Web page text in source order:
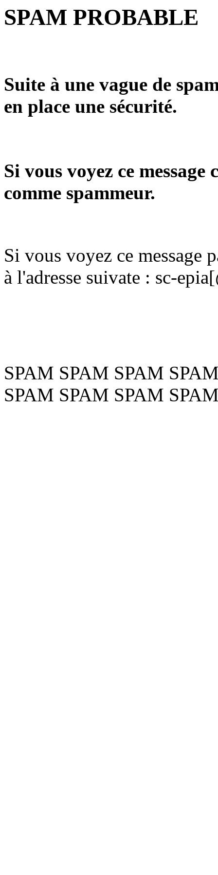
SPAM PROBABLE
Suite à une vague de
en place une sécurité.
Si vous voyez ce message
comme spammeur.
Si vous voyez ce message
à l'adresse suivate : sc-
SPAM SPAM SPAM
SPAM SPAM SPAM